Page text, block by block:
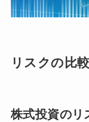
リスクの比較
株式投資のリ